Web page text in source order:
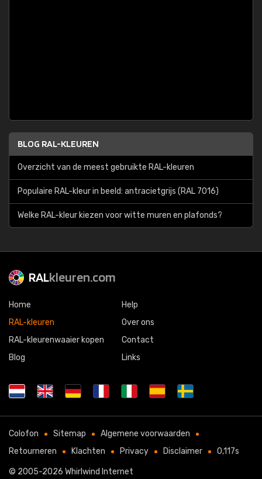
BLOG RAL-KLEUREN
Overzicht van de meest gebruikte RAL-kleuren
Populaire RAL-kleur in beeld: antracietgrijs (RAL 7016)
Welke RAL-kleur kiezen voor witte muren en plafonds?
RALkleuren.com
Home
RAL-kleuren
RAL-kleurenwaaier kopen
Blog
Help
Over ons
Contact
Links
Colofon Sitemap
Algemene voorwaarden
Retourneren
Klachten Privacy Disclaimer 0,117s
© 2005-2026 Whirlwind Internet